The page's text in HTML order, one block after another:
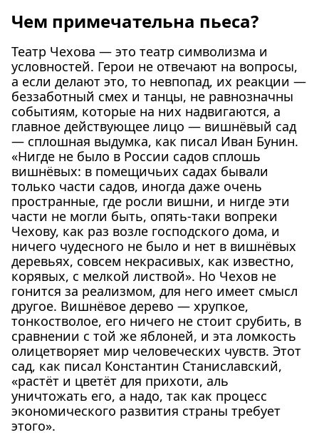
Чем примечательна пьеса?
Театр Чехова — это театр символизма и
условностей. Герои не отвечают на вопросы,
а если делают это, то невпопад, их реакции —
беззаботный смех и танцы, не равнозначны
событиям, которые на них надвигаются, а
главное действующее лицо — вишнёвый сад
— сплошная выдумка, как писал Иван Бунин.
«Нигде не было в России садов сплошь
вишнёвых: в помещичьих садах бывали
только части садов, иногда даже очень
пространные, где росли вишни, и нигде эти
части не могли быть, опять-таки вопреки
Чехову, как раз возле господского дома, и
ничего чудесного не было и нет в вишнёвых
деревьях, совсем некрасивых, как известно,
корявых, с мелкой листвой». Но Чехов не
гонится за реализмом, для него имеет смысл
другое. Вишнёвое дерево — хрупкое,
тонкостволое, его ничего не стоит срубить, в
сравнении с той же яблоней, и эта ломкость
олицетворяет мир человеческих чувств. Этот
сад, как писал Константин Станиславский,
«растёт и цветёт для прихоти, аль
уничтожать его, а надо, так как процесс
экономического развития страны требует
этого».